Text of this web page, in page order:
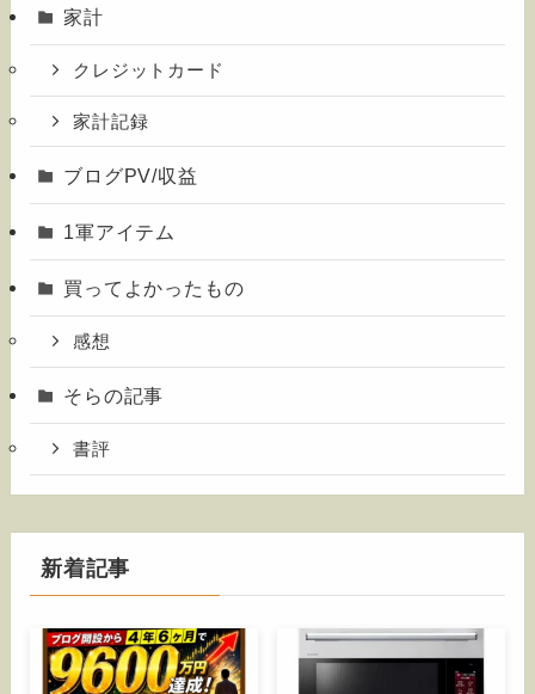
家計
クレジットカード
家計記録
ブログPV/収益
1軍アイテム
買ってよかったもの
感想
そらの記事
書評
新着記事